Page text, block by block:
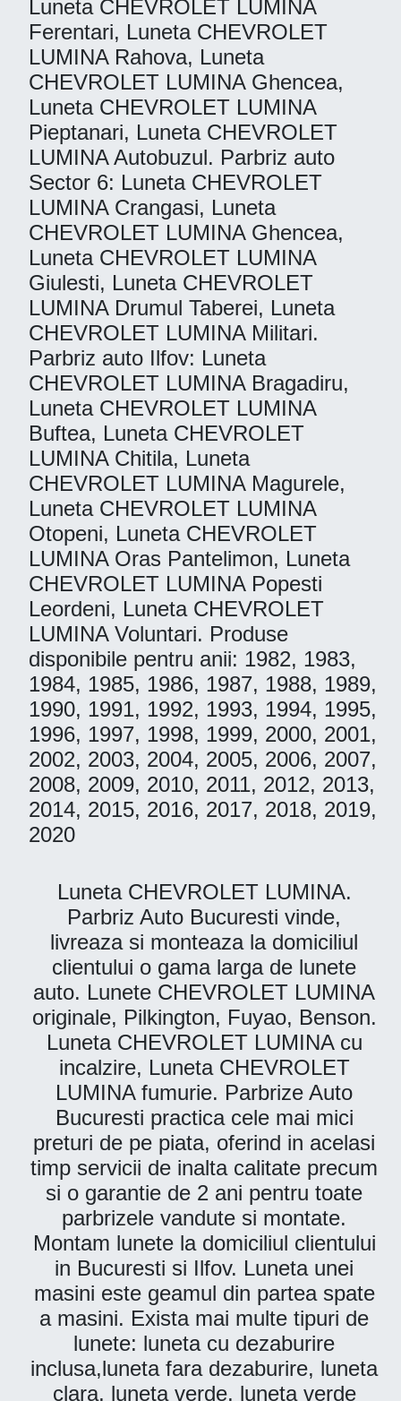
Luneta CHEVROLET LUMINA
Ferentari, Luneta CHEVROLET
LUMINA Rahova, Luneta
CHEVROLET LUMINA Ghencea,
Luneta CHEVROLET LUMINA
Pieptanari, Luneta CHEVROLET
LUMINA Autobuzul. Parbriz auto
Sector 6: Luneta CHEVROLET
LUMINA Crangasi, Luneta
CHEVROLET LUMINA Ghencea,
Luneta CHEVROLET LUMINA
Giulesti, Luneta CHEVROLET
LUMINA Drumul Taberei, Luneta
CHEVROLET LUMINA Militari.
Parbriz auto Ilfov: Luneta
CHEVROLET LUMINA Bragadiru,
Luneta CHEVROLET LUMINA
Buftea, Luneta CHEVROLET
LUMINA Chitila, Luneta
CHEVROLET LUMINA Magurele,
Luneta CHEVROLET LUMINA
Otopeni, Luneta CHEVROLET
LUMINA Oras Pantelimon, Luneta
CHEVROLET LUMINA Popesti
Leordeni, Luneta CHEVROLET
LUMINA Voluntari. Produse
disponibile pentru anii: 1982, 1983,
1984, 1985, 1986, 1987, 1988, 1989,
1990, 1991, 1992, 1993, 1994, 1995,
1996, 1997, 1998, 1999, 2000, 2001,
2002, 2003, 2004, 2005, 2006, 2007,
2008, 2009, 2010, 2011, 2012, 2013,
2014, 2015, 2016, 2017, 2018, 2019,
2020
Luneta CHEVROLET LUMINA.
Parbriz Auto Bucuresti vinde,
livreaza si monteaza la domiciliul
clientului o gama larga de lunete
auto. Lunete CHEVROLET LUMINA
originale, Pilkington, Fuyao, Benson.
Luneta CHEVROLET LUMINA cu
incalzire, Luneta CHEVROLET
LUMINA fumurie. Parbrize Auto
Bucuresti practica cele mai mici
preturi de pe piata, oferind in acelasi
timp servicii de inalta calitate precum
si o garantie de 2 ani pentru toate
parbrizele vandute si montate.
Montam lunete la domiciliul clientului
in Bucuresti si Ilfov. Luneta unei
masini este geamul din partea spate
a masini. Exista mai multe tipuri de
lunete: luneta cu dezaburire
inclusa,luneta fara dezaburire, luneta
clara, luneta verde, luneta verde